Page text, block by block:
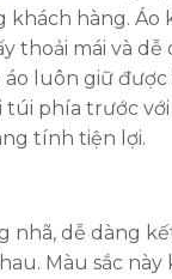
khách hàng. Áo
thoải mái và dễ
áo luôn giữ
túi phía trước
tính tiện lợi.
nhã, dễ dàng
Màu sắc này